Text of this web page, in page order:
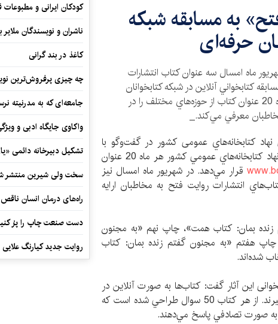
به مسابقه شبکه
حرفه‌ای
ماه امسال سه عنوان كتاب انتشارات
كتابخواني آنلاين در شبکه کتابخوانان
حرفه‌ای وارد می‌کند. اين نهاد هر ماه 20 عنوان كتاب از حوزه‌هاي مختلف را در
معرفي مي‌كند._
كتابخانه‌هاي عمومی كشور در گفت‌وگو با
خبرگزاري كتاب ايران (ايبنا)، اظهار كرد: نهاد كتابخانه‌هاي عمومي كشور هر ماه 20 عنوان
قرار مي‌دهد. در شهريور ماه امسال نيز
انتشارات روايت فتح به مخاطبان ارايه
بمان: كتاب همت»،‌ چاپ نهم «به مجنون
هفتم «به مجنون گفتم زنده بمان: كتاب
شده‌اند.
این آثار گفت: كتاب‌ها به صورت آنلاين در
سايت شبکه کتابخوانان حرفه‌ای قرار می‌گیرند. از هر كتاب 50 سوال طراحي شده است كه
کودکان ایرانی و
ناشران و نویسندگان
کاغذ در بند گرانی
چه چیزی پرفروش‌ترین
جامعه‌ای که به مدرنیته
واکاوی جایگاه ادبی و
تشکیل دبیرخانه دائمی
سخت ولی شیرین منتشر
راه‌های درمان انسان
دست صنعت چاپ را پرُ
روایت جدید کیارنگ